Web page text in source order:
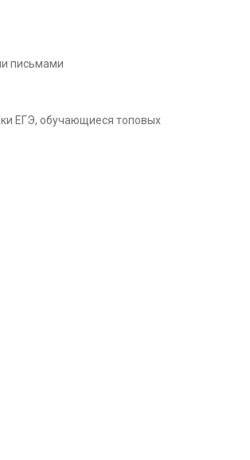
письмами
ЕГЭ, обучающиеся топовых